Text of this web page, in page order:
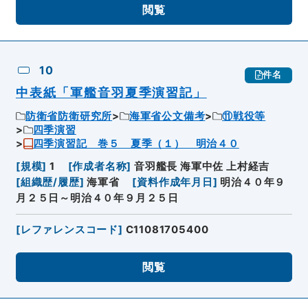
閲覧
10 件名
中表紙「軍艦音羽夏季演習記」
防衛省防衛研究所 海軍省公文備考
⑪戦役等
四季演習
四季演習記 巻５ 夏季（１） 明治４０
[規模] 1 [作成者名称] 音羽艦長 海軍中佐 上村経吉
[組織歴/履歴] 海軍省 [資料作成年月日 ] 明治４０年９
月２５日～明治４０年９月２５日
[レファレンスコード] C11081705400
閲覧